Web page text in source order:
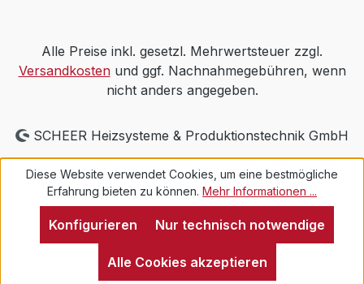
Alle Preise inkl. gesetzl. Mehrwertsteuer zzgl.
Versandkostenund ggf. Nachnahmegebühren, wenn
nicht anders angegeben.
SCHEER Heizsysteme & Produktionstechnik GmbH
Diese Website verwendet Cookies, um eine bestmögliche
Erfahrung bieten zu können. Mehr Informationen ...
Nur technisch notwendige
Konfigurieren
Alle Cookies akzeptieren